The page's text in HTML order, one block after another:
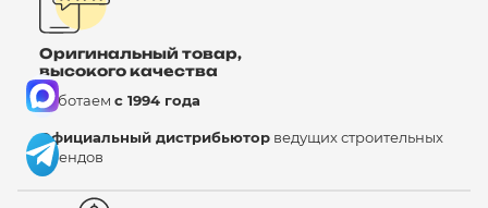
Оригинальный товар,
высокого качества
Работаем с 1994 года
Официальный дистрибьютор ведущих строительных
брендов